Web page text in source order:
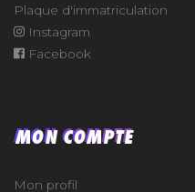
Plaque d'immatriculation
Instagram
Facebook
MON COMPTE
Mon profil